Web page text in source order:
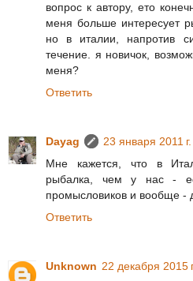
вопрос к автору, ето
меня больше интересует
но в италии, напротив
течение. я новичок,
меня?
Ответить
Dayag
23 января 2011
Мне кажется, что в
рыбалка, чем у нас -
промысловиков и вообще -
Ответить
Unknown 22 декабря 2015